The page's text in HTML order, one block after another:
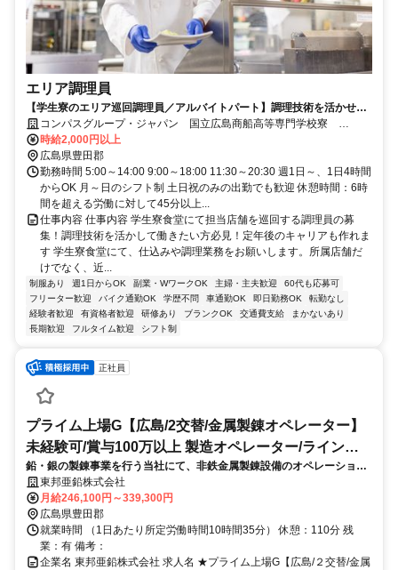
エリア調理員
【学生寮のエリア巡回調理員／アルバイトパート】調理技術を活かせる
環境♪定年後も勤務可能！
コンパスグループ・ジャパン 国立広島商船高等専門学校寮
35005_p
時給2,000円以上
広島県豊田郡
勤務時間 5:00～14:00 9:00～18:00 11:30～20:30 週1日～、1日4時間
からOK 月～日のシフト制 土日祝のみの出勤でも歓迎 休憩時間：6時
間を超える労働に対して45分以上...
仕事内容 仕事内容 学生寮食堂にて担当店舗を巡回する調理員の募
集！調理技術を活かして働きたい方必見！定年後のキャリアも作れま
す 学生寮食堂にて、仕込みや調理業務をお願いします。所属店舗だ
けでなく、近...
制服あり 週1日からOK 副業・WワークOK 主婦・主夫歓迎
60代も応募可
フリーター歓迎
バイク通勤OK 学歴不問 車通勤OK 即日勤務OK
転勤なし
経験者歓迎
有資格者歓迎 研修あり ブランクOK 交通費支給
まかないあり
長期歓迎
フルタイム歓迎 シフト制
正社員
プライム上場G【広島/2交替/金属製錬オペレーター】
未経験可/賞与100万以上 製造オペレーター/ラインマ
ネージャー(鉄鋼/非鉄金属/金属製品)
鉛・銀の製錬事業を行う当社にて、非鉄金属製錬設備のオペレーション
と維持管理を担います。 製錬設備の機械操作、現場巡回による点検やメ
ンテナンスが主業務。 日本の産業を支える基盤素材の安定生産に貢献。
東邦亜鉛株式会社
月給246,100円～339,300円
広島県豊田郡
就業時間 （1日あたり所定労働時間10時間35分） 休憩：110分 残
業：有 備考：
企業名 東邦亜鉛株式会社 求人名 ★プライム上場G【広島/２交替/金属